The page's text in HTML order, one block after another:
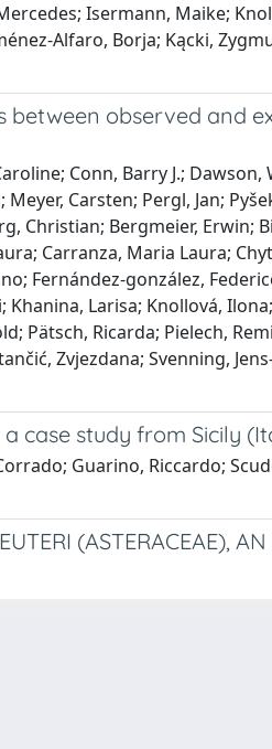
Isermann, Maike;
Alfaro, Borja; Kącki,
between observed and
Conn, Barry J.;
Carsten; Pergl, Jan;
Christian; Bergmeier,
Carranza, Maria Laura;
Fernández‐gonzález,
Khanina, Larisa; Knollová,
Pätsch, Ricarda; Pielech,
Zvjezdana; Svenning,
case study from Sicily
Guarino, Riccardo;
(ASTERACEAE),